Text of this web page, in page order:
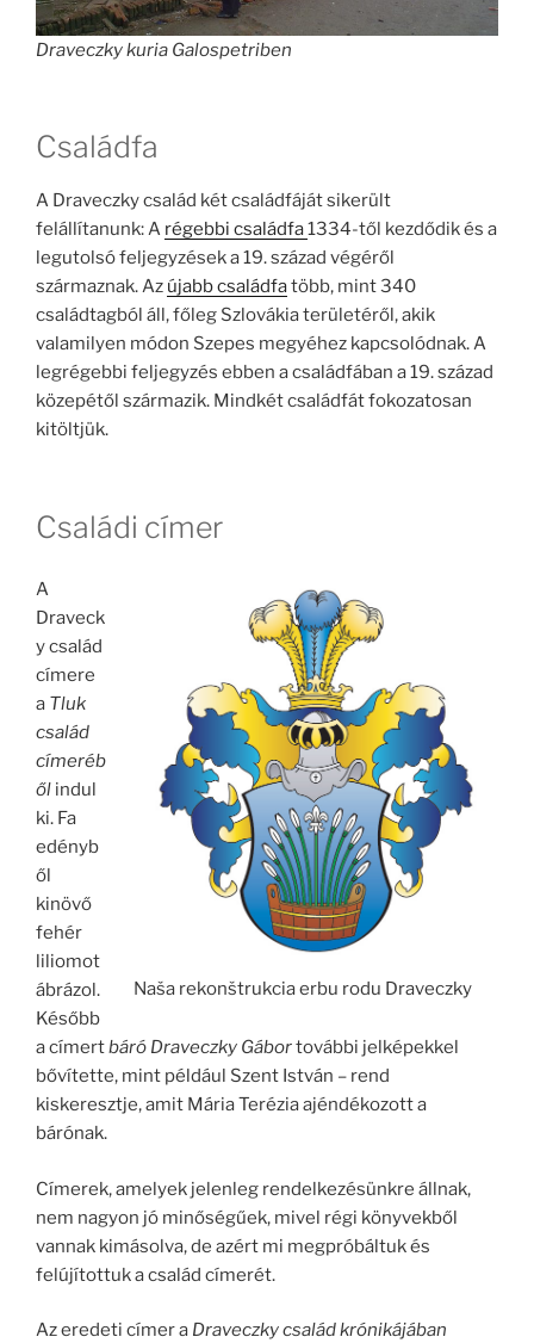
Draveczky kuria Galospetriben
Családfa
A Draveczky család két családfáját sikerült
felállítanunk: A régebbi családfa1334-től kezdődik és a
legutolsó feljegyzések a 19. század végéről
származnak. Az újabb családfatöbb, mint 340
családtagból áll, főleg Szlovákia területéről, akik
valamilyen módon Szepes megyéhez kapcsolódnak. A
legrégebbi feljegyzés ebben a családfában a 19. század
közepétől származik. Mindkét családfát fokozatosan
kitöltjük.
Családi címer
Naša rekonštrukcia erbu rodu Draveczky
A
Draveck
y család
címere
a Tluk
család
címeréb
ől indul
ki. Fa
edényb
ől
kinövő
fehér
liliomot
ábrázol.
Később
a címertbáró Draveczky Gábortovábbi jelképekkel
bővítette, mint például Szent István – rend
kiskeresztje, amit Mária Terézia ajéndékozott a
bárónak.
Címerek, amelyek jelenleg rendelkezésünkre állnak,
nem nagyon jó minőségűek, mivel régi könyvekből
vannak kimásolva, de azért mi megpróbáltuk és
felújítottuk a család címerét.
Az eredeti címer a Draveczky család krónikájában